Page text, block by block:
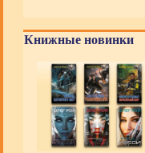
Книжные новинки